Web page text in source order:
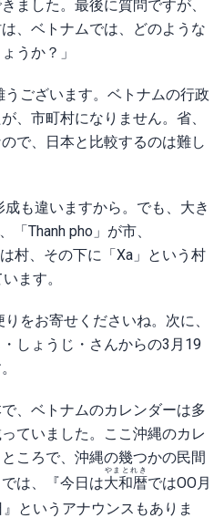
ました。最後に質問ですが、
、ベトナムでは、どのような
うか？」
ございます。ベトナムの行政
、市町村になりません。省、
で、日本と比較するのは難し
も違いますから。でも、大き
「Thanh pho」が市、
村、その下に「Xa」という村
ます。
をお寄せくださいね。次に、
しょうじ・さんからの3月19
、ベトナムのカレンダーは多
ていました。ここ沖縄のカレ
ころで、沖縄の幾つかの民間
は、『今日は大和暦
やまとれき
ではOO月
』というアナウンスもありま